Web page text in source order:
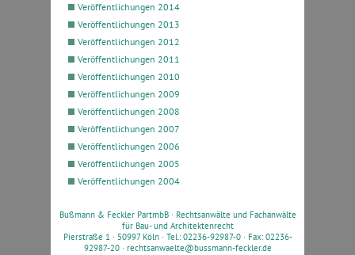
Veröffentlichungen 2014
Veröffentlichungen 2013
Veröffentlichungen 2012
Veröffentlichungen 2011
Veröffentlichungen 2010
Veröffentlichungen 2009
Veröffentlichungen 2008
Veröffentlichungen 2007
Veröffentlichungen 2006
Veröffentlichungen 2005
Veröffentlichungen 2004
Bußmann & Feckler PartmbB · Rechtsanwälte und Fachanwälte
für Bau- und Architektenrecht
Pierstraße 1 · 50997 Köln · Tel.: 02236-92987-0 · Fax: 02236-
92987-20 · rechtsanwaelte@bussmann-feckler.de